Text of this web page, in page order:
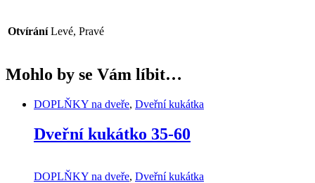
Otvírání Levé, Pravé
Mohlo by se Vám líbit…
DOPLŇKY na dveře, Dveřní kukátka
Dveřní kukátko 35-60
DOPLŇKY na dveře, Dveřní kukátka